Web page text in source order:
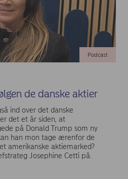
Podcast
de danske aktier
ind over det danske
det et år siden, at
på Donald Trump som ny
han mon tage ærenfor de
amerikanske aktiemarked?
Josephine Cetti på.